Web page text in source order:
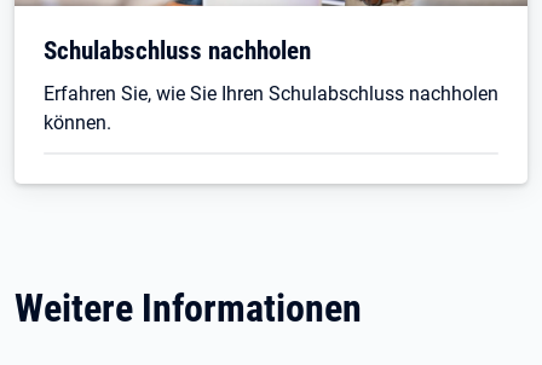
Schulabschluss nachholen
Erfahren Sie, wie Sie Ihren Schulabschluss nachholen
können.
Weitere Informationen